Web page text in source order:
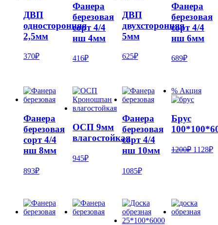
ДВП
односторонняя
2,5мм
370₽
Фанера
березовая
сорт 4/4
нш 4мм
416₽
ДВП
двухсторонняя
5мм
625₽
Фанера
березовая
сорт 4/4
нш 6мм
689₽
Фанера
березовая
сорт 4/4
нш 8мм
893₽
ОСП 9мм
влагостойкая
945₽
Фанера
березовая
сорт 4/4
нш 10мм
1085₽
% Акция
Брус
1200₽ 1128₽